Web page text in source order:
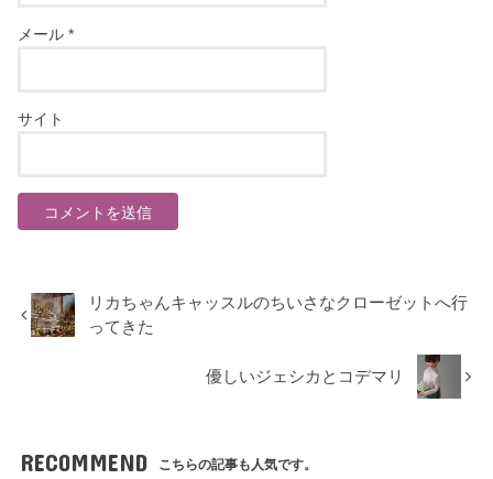
メール*
サイト
リカちゃんキャッスルのちいさなクローゼットへ行
ってきた
優しいジェシカとコデマリ
RECOMMEND こちらの記事も人気です。